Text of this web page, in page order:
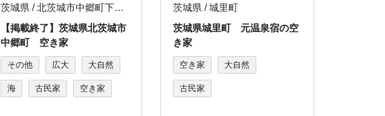
茨城県 / 北茨城市中郷町下桜井
【掲載終了】茨城県北茨城市
中郷町 空き家
その他 広大 大自然
海 古民家 空き家
茨城県 / 城里町
茨城県城里町 元温泉宿の空
き家
空き家 大自然
古民家